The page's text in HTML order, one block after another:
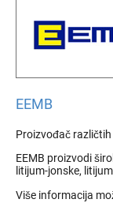
EEMB
Proizvođač
EEMB proizvodi
litijum-jonske,
Više informacija